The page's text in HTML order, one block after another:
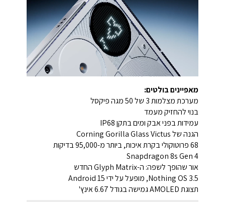
מאפיינים בולטים:
מערכת מצלמות 3 של 50 מגה פיקסל
בנוי להחזיק מעמד
עמידות בפני אבק ומים בתקן IP68
הגנה של Corning Gorilla Glass Victus
68 פרוטוקולי בקרת איכות, ביותר מ-95,000 בדיקות
Snapdragon 8s Gen 4
אור שהופך לשפה: ה-Glyph Matrix החדש
Nothing OS 3.5, מופעל על ידי Android 15
תצוגת AMOLED גמישה בגודל 6.67 אינץ'